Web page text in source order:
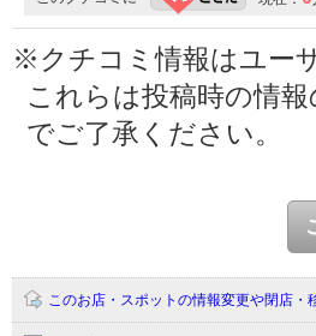
※クチコミ情報はユー
これらは投稿時の情
でご了承ください。
このお店・スポットの情報変更や閉店・